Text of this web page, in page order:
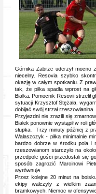
Górnika Zabrze uderzył mocno
niecelny. Resovia szybko
okazję w całym spotkaniu. Z
tak, że piłka spadła wprost na
Białka. Pomocnik Resovii strzelił
sytuacji Krzysztof Stężała,
dobijać swój strzał rzeszowianina.
Przyjezdni nie zrazili się
Białek ponownie wystąpił w roli
słupka. Trzy minuty później z
Walaszczyk - piłka minimalnie
bardzo dobrze w środku pola i
rzeszowianom starczyło na
przedpole gości przedostali się
sposób zagrozić Marcinowi
wyrównuje.
Przez kolejne 20 minut na
ekipy walczyły z wielkim
bramkowych. Niemoc w